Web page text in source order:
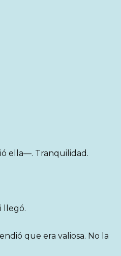
ella—. Tranquilidad.
llegó.
que era valiosa. No la